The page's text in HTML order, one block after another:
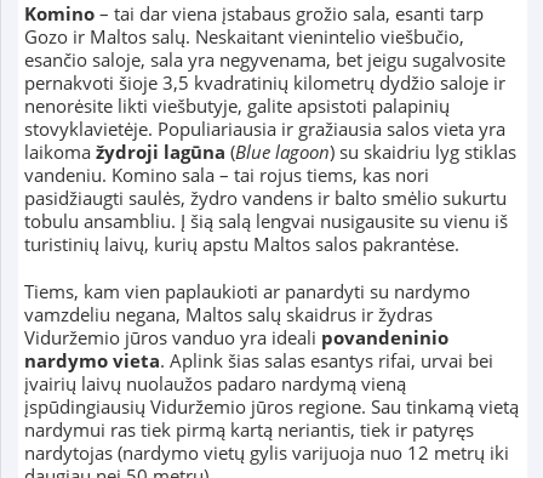
Komino– tai dar viena įstabaus grožio sala, esanti tarp
Gozo ir Maltos salų. Neskaitant vienintelio viešbučio,
esančio saloje, sala yra negyvenama, bet jeigu sugalvosite
pernakvoti šioje 3,5 kvadratinių kilometrų dydžio saloje ir
nenorėsite likti viešbutyje, galite apsistoti palapinių
stovyklavietėje. Populiariausia ir gražiausia salos vieta yra
laikoma žydroji lagūna (Blue lagoon) su skaidriu lyg stiklas
vandeniu. Komino sala – tai rojus tiems, kas nori
pasidžiaugti saulės, žydro vandens ir balto smėlio sukurtu
tobulu ansambliu. Į šią salą lengvai nusigausite su vienu iš
turistinių laivų, kurių apstu Maltos salos pakrantėse.
Tiems, kam vien paplaukioti ar panardyti su nardymo
vamzdeliu negana, Maltos salų skaidrus ir žydras
Viduržemio jūros vanduo yra ideali povandeninio
nardymo vieta. Aplink šias salas esantys rifai, urvai bei
įvairių laivų nuolaužos padaro nardymą vieną
įspūdingiausių Viduržemio jūros regione. Sau tinkamą vietą
nardymui ras tiek pirmą kartą neriantis, tiek ir patyręs
nardytojas (nardymo vietų gylis varijuoja nuo 12 metrų iki